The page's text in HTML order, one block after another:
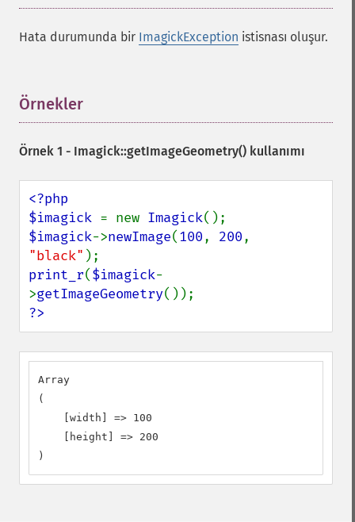
Hata durumunda bir ImagickException istisnası oluşur.
Örnekler
Örnek 1 - Imagick::getImageGeometry() kullanımı
<?php
$imagick = new Imagick
$imagick->newImage(100, 200
"black"
print_r($imagick-
>getImageGeometry
?>
Array
(
    [width] => 100
    [height] => 200
)